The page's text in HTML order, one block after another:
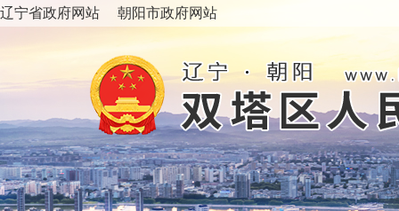
辽宁省政府网站 朝阳市政府网站